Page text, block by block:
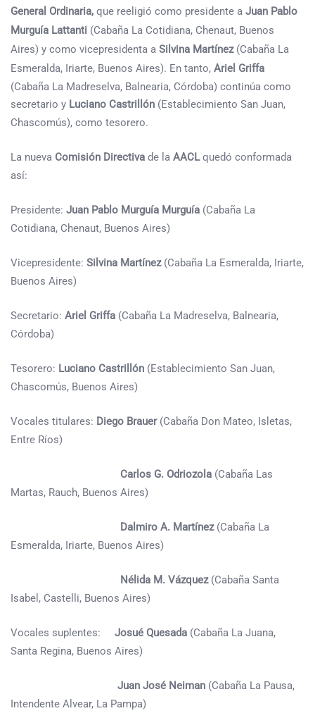
General Ordinaria, que reeligió como presidente a Juan Pablo
Murguía Lattanti (Cabaña La Cotidiana, Chenaut, Buenos
Aires) y como vicepresidenta a Silvina Martínez(Cabaña La
Esmeralda, Iriarte, Buenos Aires). En tanto, Ariel Griffa
(Cabaña La Madreselva, Balnearia, Córdoba) continúa como
secretario y Luciano Castrillón (Establecimiento San Juan,
Chascomús), como tesorero.
La nueva Comisión Directiva de la AACLquedó conformada
así:
Presidente: Juan Pablo Murguía Murguía (Cabaña La
Cotidiana, Chenaut, Buenos Aires)
Vicepresidente: Silvina Martínez(Cabaña La Esmeralda, Iriarte,
Buenos Aires)
Secretario: Ariel Griffa (Cabaña La Madreselva, Balnearia,
Córdoba)
Tesorero: Luciano Castrillón (Establecimiento San Juan,
Chascomús, Buenos Aires)
Vocales titulares: Diego Brauer(Cabaña Don Mateo, Isletas,
Entre Ríos)
Carlos G. Odriozola (Cabaña Las
Martas, Rauch, Buenos Aires)
Dalmiro A. Martínez(Cabaña La
Esmeralda, Iriarte, Buenos Aires)
Nélida M. Vázquez(Cabaña Santa
Isabel, Castelli, Buenos Aires)
Vocales suplentes: Josué Quesada (Cabaña La Juana,
Santa Regina, Buenos Aires)
Juan José Neiman (Cabaña La Pausa,
Intendente Alvear, La Pampa)